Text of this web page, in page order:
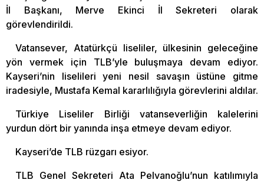
İl Başkanı, Merve Ekinci İl Sekreteri olarak
görevlendirildi.
Vatansever, Atatürkçü liseliler, ülkesinin geleceğine
yön vermek için TLB’yle buluşmaya devam ediyor.
Kayseri’nin liselileri yeni nesil savaşın üstüne gitme
iradesiyle, Mustafa Kemal kararlılığıyla görevlerini aldılar.
Türkiye Liseliler Birliği vatanseverliğin kalelerini
yurdun dört bir yanında inşa etmeye devam ediyor.
Kayseri’de TLB rüzgarı esiyor.
TLB Genel Sekreteri Ata Pelvanoğlu’nun katılımıyla